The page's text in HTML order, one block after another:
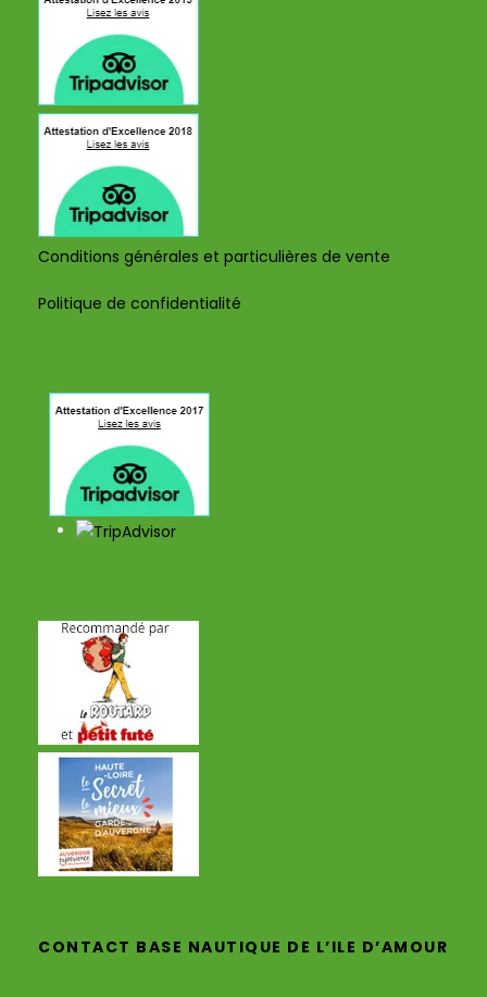
Conditions générales et particulières de vente
Politique de confidentialité
CONTACT BASE NAUTIQUE DE L’ILE D’AMOUR